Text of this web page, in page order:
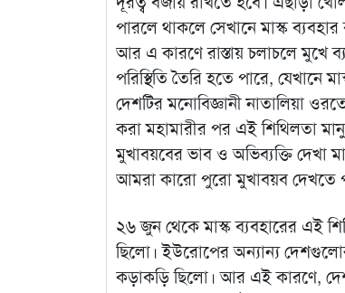
পারলে থাকলে সেখানে মাস্ক
আর এ কারণে রাস্তায় চলাচলে মুখে
পরিস্থিতি তৈরি হতে পারে, যেখানে
দেশটির মনোবিজ্ঞানী নাতালিয়া
করা মহামারীর পর এই শিথিলতা
মুখাবয়বের ভাব ও অভিব্যক্তি দেখা
আমরা কারো পুরো মুখাবয়ব দেখতে
২৬ জুন থেকে মাস্ক ব্যবহারের এই
ছিলো। ইউরোপের অন্যান্য
কড়াকড়ি ছিলো। আর এই কারণে,